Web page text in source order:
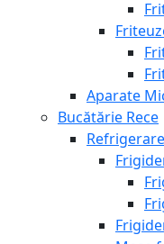
Aparate
Bucătărie Rece
Refrigerare